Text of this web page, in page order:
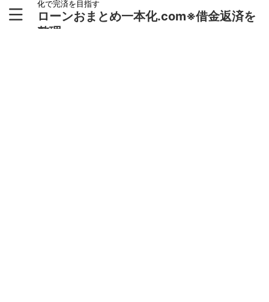
化で完済を目指す
ローンおまとめ一本化.com※借金返済を
整理